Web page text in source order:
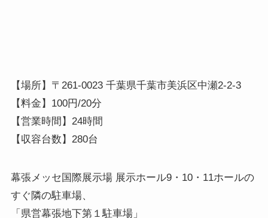
【場所】〒261-0023 千葉県千葉市美浜区中瀬2-2-3
【料金】100円/20分
【営業時間】24時間
【収容台数】280台
幕張メッセ国際展示場 展示ホール9・10・11ホールの
すぐ隣の駐車場、
「県営幕張地下第１駐車場」